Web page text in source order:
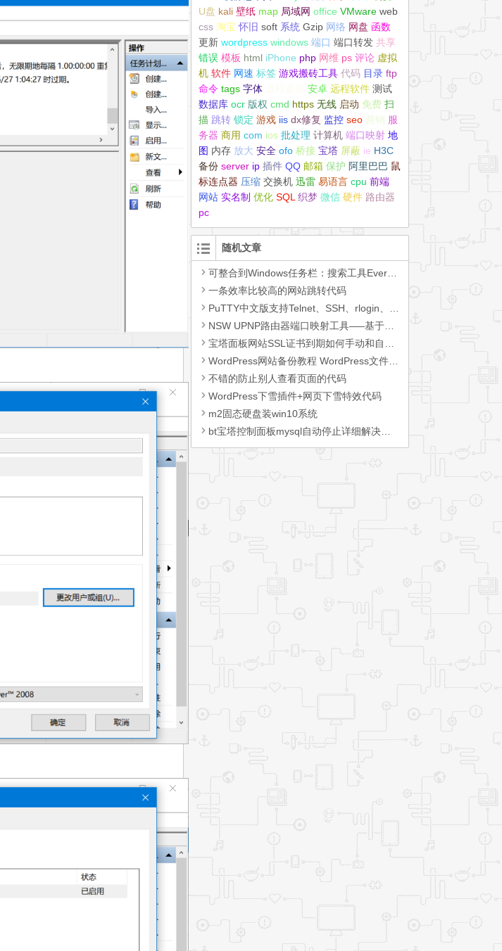
U盘 kali 壁纸 map 局域网 office VMware web
css 淘宝 怀旧 soft 系统 Gzip 网络 网盘 函数
更新 wordpress windows 端口 端口转发 共享
错误 模板 html iPhone php 网维 ps 评论 虚拟
机 软件 网速 标签 游戏搬砖工具 代码 目录 ftp
命令 tags 字体 安卓 远程软件 测试
数据库 ocr 版权 cmd https 无线 启动 免费 扫
描 跳转 锁定 游戏 iis dx修复 监控 seo 营销 服
务器 商用 com ios 批处理 计算机 端口映射 地
图 内存 放大 安全 ofo 桥接 宝塔 屏蔽 ie H3C
备份 server ip 插件 QQ 邮箱 保护 阿里巴巴 鼠
标连点器 压缩 交换机 迅雷 易语言 cpu 前端
网站 实名制 优化 SQL 织梦 微信 硬件 路由器
pc
随机文章
可整合到Windows任务栏：搜索工具Everything更新V1.4.1.1003版本
一条效率比较高的网站跳转代码
PuTTY中文版支持Telnet、SSH、rlogin、串行接口软件
NSW UPNP路由器端口映射工具—–基于UPNP功能
宝塔面板网站SSL证书到期如何手动和自动续签Let’s Encrypt
WordPress网站备份教程 WordPress文件和数据库备份
不错的防止别人查看页面的代码
WordPress下雪插件+网页下雪特效代码
m2固态硬盘装win10系统
bt宝塔控制面板mysql自动停止详细解决办法